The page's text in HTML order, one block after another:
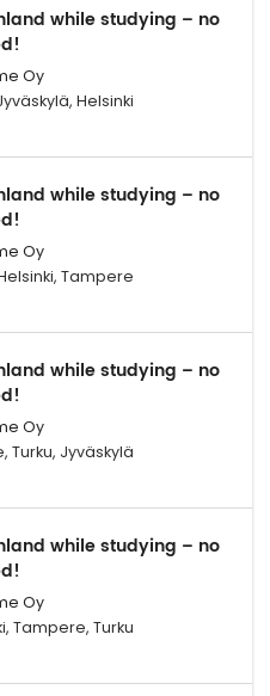
while studying – no
Oy
Helsinki
while studying – no
Oy
Tampere
while studying – no
Oy
Turku, Jyväskylä
while studying – no
Oy
Tampere, Turku